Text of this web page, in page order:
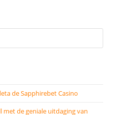
de Sapphirebet Casino
met de geniale uitdaging van